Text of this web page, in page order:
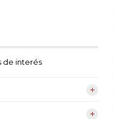
de interés